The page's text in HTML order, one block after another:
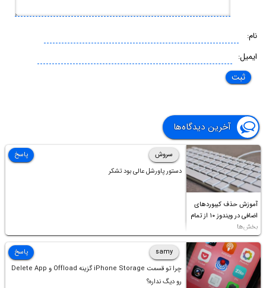
نام:
ایمیل:
آخرین دیدگاه‌ها
آموزش حذف کیبوردهای
اضافی در ویندوز ۱۰ از تمام
بخش‌ها
سروش
دستور پاورشل عالی بود تشکر
پاسخ
samy
چرا تو قسمت iPhone Storage گزینه Offload و Delete App
رو دیگ نداره؟
پاسخ